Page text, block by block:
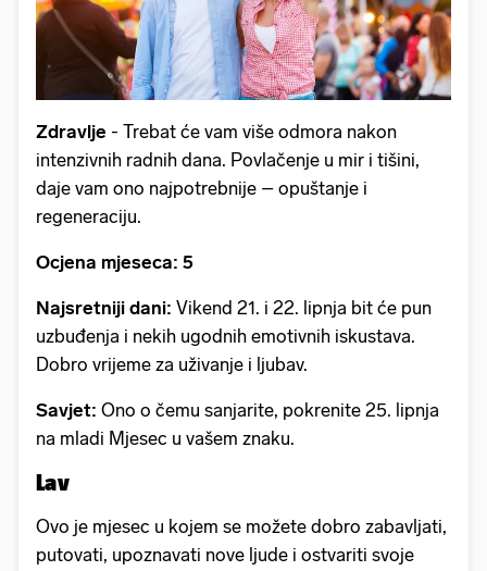
Zdravlje - Trebat će vam više odmora nakon
intenzivnih radnih dana. Povlačenje u mir i tišini,
daje vam ono najpotrebnije – opuštanje i
regeneraciju.
Ocjena mjeseca: 5
Najsretniji dani: Vikend 21. i 22. lipnja bit će pun
uzbuđenja i nekih ugodnih emotivnih iskustava.
Dobro vrijeme za uživanje i ljubav.
Savjet: Ono o čemu sanjarite, pokrenite 25. lipnja
na mladi Mjesec u vašem znaku.
Lav
Ovo je mjesec u kojem se možete dobro zabavljati,
putovati, upoznavati nove ljude i ostvariti svoje